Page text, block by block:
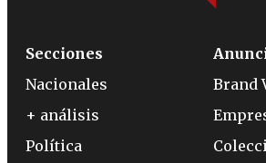
Secciones
Nacionales
+ análisis
Política
Brand